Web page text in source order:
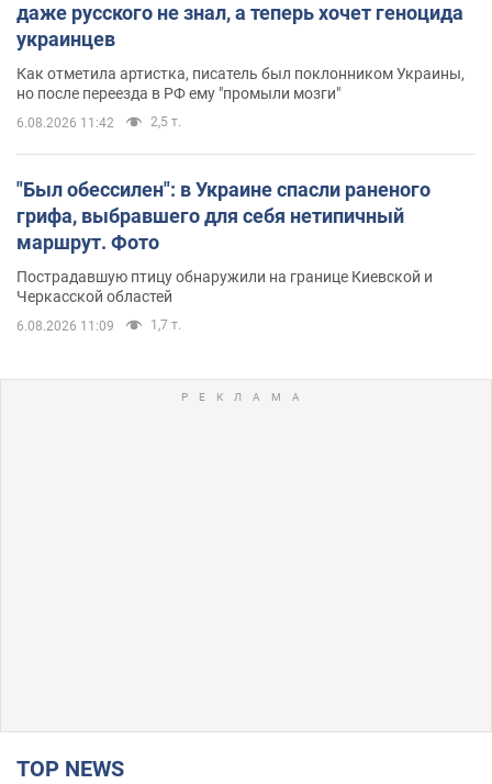
даже русского не знал, а теперь хочет геноцида
украинцев
Как отметила артистка, писатель был поклонником Украины,
но после переезда в РФ ему "промыли мозги"
6.08.2026 11:42 2,5 т.
"Был обессилен": в Украине спасли раненого
грифа, выбравшего для себя нетипичный
маршрут. Фото
Пострадавшую птицу обнаружили на границе Киевской и
Черкасской областей
6.08.2026 11:09 1,7 т.
TOP NEWS